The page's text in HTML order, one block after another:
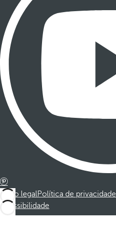
Aviso legalPolítica de privacidade
Acessibilidade